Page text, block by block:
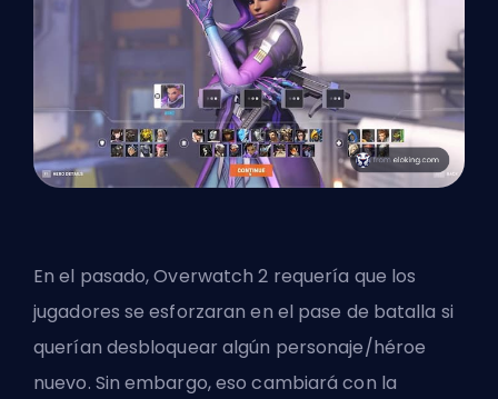
En el pasado, Overwatch 2 requería que los
jugadores se esforzaran en el pase de batalla si
querían desbloquear algún personaje/héroe
nuevo. Sin embargo, eso cambiará con la